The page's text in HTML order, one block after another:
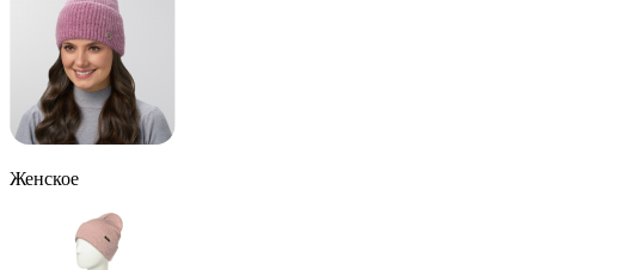
Женское